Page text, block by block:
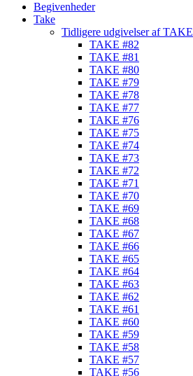
Begivenheder
Take
Tidligere udgivelser af TAKE
TAKE #82
TAKE #81
TAKE #80
TAKE #79
TAKE #78
TAKE #77
TAKE #76
TAKE #75
TAKE #74
TAKE #73
TAKE #72
TAKE #71
TAKE #70
TAKE #69
TAKE #68
TAKE #67
TAKE #66
TAKE #65
TAKE #64
TAKE #63
TAKE #62
TAKE #61
TAKE #60
TAKE #59
TAKE #58
TAKE #57
TAKE #56